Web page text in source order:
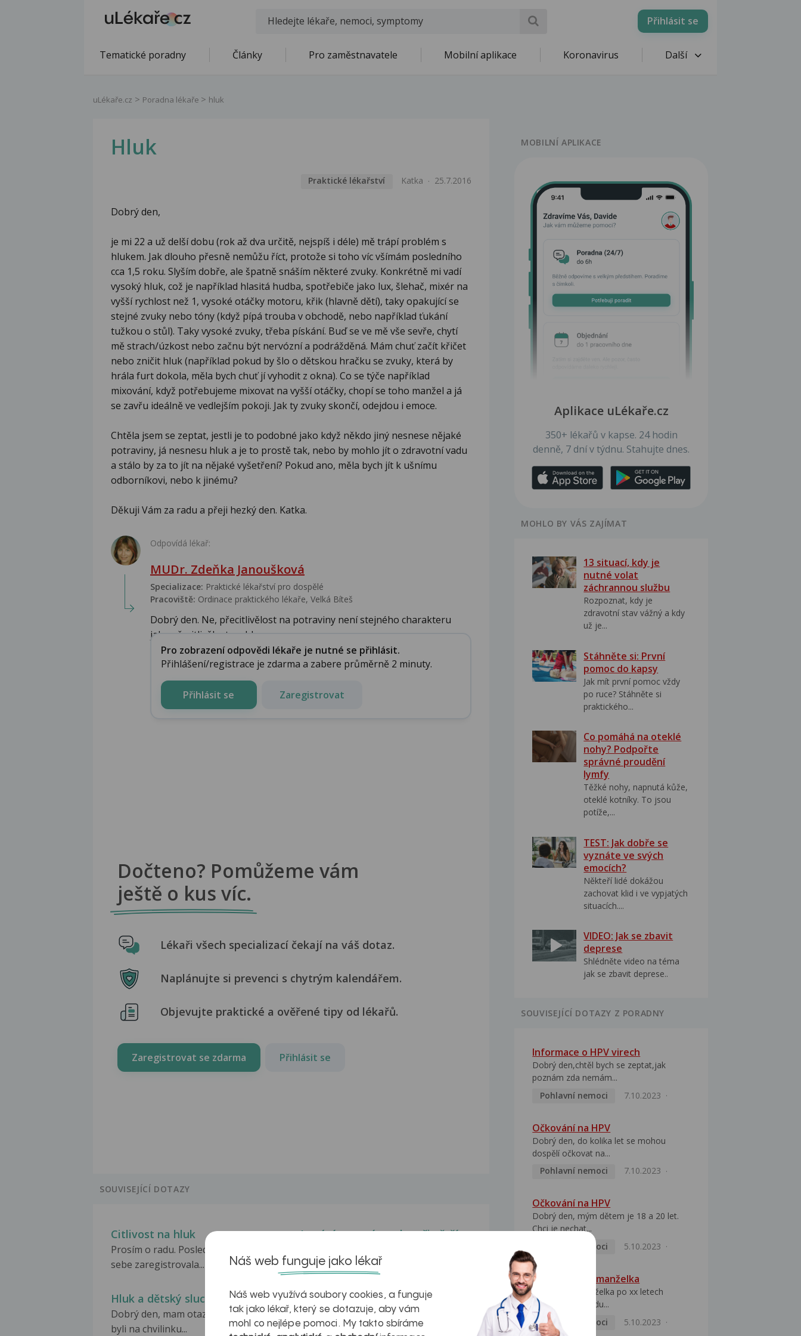
Přihlásit se
Tematické poradny Články Pro zaměstnavatele Mobilní aplikace Koronavirus Další
uLékaře.cz Poradna lékaře hluk
Hluk
Praktické lékařství Katka 25.7.2016
Dobrý den,
je mi 22 a už delší dobu (rok až dva určitě, nejspíš i déle) mě trápí problém s
hlukem. Jak dlouho přesně nemůžu říct, protože si toho víc všímám posledního
cca 1,5 roku. Slyším dobře, ale špatně snáším některé zvuky. Konkrétně mi vadí
vysoký hluk, což je například hlasitá hudba, spotřebiče jako lux, šlehač, mixér na
vyšší rychlost než 1, vysoké otáčky motoru, křik (hlavně dětí), taky opakující se
stejné zvuky nebo tóny (když pípá trouba v obchodě, nebo například ťukání
tužkou o stůl). Taky vysoké zvuky, třeba pískání. Buď se ve mě vše sevře, chytí
mě strach/úzkost nebo začnu být nervózní a podrážděná. Mám chuť začít křičet
nebo zničit hluk (například pokud by šlo o dětskou hračku se zvuky, která by
hrála furt dokola, měla bych chuť jí vyhodit z okna). Co se týče například
mixování, když potřebujeme mixovat na vyšší otáčky, chopí se toho manžel a já
se zavřu ideálně ve vedlejším pokoji. Jak ty zvuky skončí, odejdou i emoce.
Chtěla jsem se zeptat, jestli je to podobné jako když někdo jiný nesnese nějaké
potraviny, já nesnesu hluk a je to prostě tak, nebo by mohlo jít o zdravotní vadu
a stálo by za to jít na nějaké vyšetření? Pokud ano, měla bych jít k ušnímu
odborníkovi, nebo k jinému?
Děkuji Vám za radu a přeji hezký den. Katka.
Odpovídá lékař:
MUDr. Zdeňka Janoušková
Specializace: Praktické lékařství pro dospělé
Pracoviště: Ordinace praktického lékaře, Velká Bíteš
Dobrý den. Ne, přecitlivělost na potraviny není stejného charakteru
jako přecitlivělost na hl...
Pro zobrazení odpovědi lékaře je nutné se přihlásit.
Přihlášení/registrace je zdarma a zabere průměrně 2 minuty.
Přihlásit se Zaregistrovat
Dočteno? Pomůžeme vám
ještě o kus víc.
Lékaři všech specializací čekají na váš dotaz.
Naplánujte si prevenci s chytrým kalendářem.
Objevujte praktické a ověřené tipy od lékařů.
Zaregistrovat se zdarma Přihlásit se
SOUVISEJÍCÍ DOTAZY
Citlivost na hluk
Prosím o radu. Poslední týden jsem u
sebe zaregistrovala...
Lupání v zevním uchu při větším
Dobrý den,většinou když jsem
nemocná s uzlinami,momentálně...
Hluk a dětský sluch
Dobrý den, mam otazku, dneska jsme
byli na chvilinku...
Poškození sluchu plodu v
důsledku vysokého hluku
Dobrý den, ráda bych se zeptala, zda
MOBILNÍ APLIKACE
Aplikace uLékaře.cz
350+ lékařů v kapse. 24 hodin
denně, 7 dní v týdnu. Stahujte dnes.
MOHLO BY VÁS ZAJÍMAT
13 situací, kdy je
nutné volat
záchrannou službu
Rozpoznat, kdy je
zdravotní stav vážný a kdy
už je...
Stáhněte si: První
pomoc do kapsy
Jak mít první pomoc vždy
po ruce? Stáhněte si
praktického...
Co pomáhá na oteklé
nohy? Podpořte
správné proudění
lymfy
Těžké nohy, napnutá kůže,
oteklé kotníky. To jsou
potíže,...
TEST: Jak dobře se
vyznáte ve svých
emocích?
Někteří lidé dokážou
zachovat klid i ve vypjatých
situacích....
VIDEO: Jak se zbavit
deprese
Shlédněte video na téma
jak se zbavit deprese..
SOUVISEJÍCÍ DOTAZY Z PORADNY
Informace o HPV virech
Dobrý den,chtěl bych se zeptat,jak
poznám zda nemám...
Pohlavní nemoci
7.10.2023
Očkování na HPV
Dobrý den, do kolika let se mohou
dospělí očkovat na...
Pohlavní nemoci
7.10.2023
Očkování na HPV
Dobrý den, mým dětem je 18 a 20 let.
Chci je nechat...
Pohlavní nemoci
5.10.2023
HPV pozitivní manželka
Dobrý den, manželka po xx letech
přivezla z Východu...
Pohlavní nemoci
5.10.2023
Náš web funguje jako lékař
Náš web využívá soubory cookies, a funguje
tak jako lékař, který se dotazuje, aby vám
mohl co nejlépe pomoci. My takto sbíráme